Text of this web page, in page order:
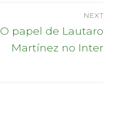
NEXT
Next
post:
O papel de Lautaro
Martínez no Inter